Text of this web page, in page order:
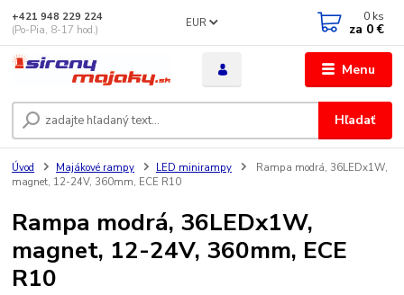
Menu
EUR
Hľadať
+421 948 229 224
(Po-Pia, 8-17 hod.)
0 ks
za 0 €
Úvod Majákové rampy LED minirampy
Rampa modrá, 36LEDx1W,
magnet, 12-24V, 360mm, ECE R10
Rampa modrá, 36LEDx1W,
magnet, 12-24V, 360mm, ECE
R10